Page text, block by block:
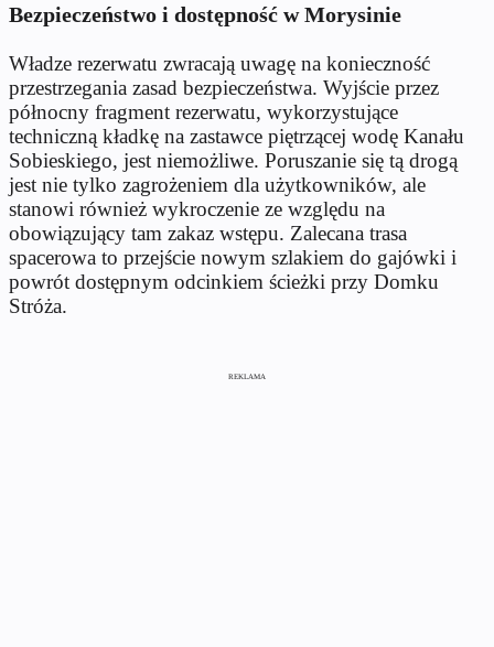
Bezpieczeństwo i dostępność w Morysinie
Władze rezerwatu zwracają uwagę na konieczność
przestrzegania zasad bezpieczeństwa. Wyjście przez
północny fragment rezerwatu, wykorzystujące
techniczną kładkę na zastawce piętrzącej wodę Kanału
Sobieskiego, jest niemożliwe. Poruszanie się tą drogą
jest nie tylko zagrożeniem dla użytkowników, ale
stanowi również wykroczenie ze względu na
obowiązujący tam zakaz wstępu. Zalecana trasa
spacerowa to przejście nowym szlakiem do gajówki i
powrót dostępnym odcinkiem ścieżki przy Domku
Stróża.
REKLAMA